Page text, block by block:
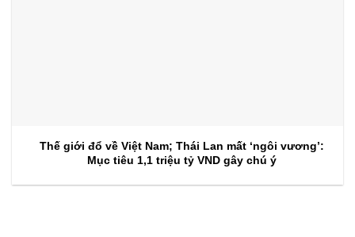
Thế giới đổ về Việt Nam; Thái Lan mất ‘ngôi vương’:
Mục tiêu 1,1 triệu tỷ VND gây chú ý